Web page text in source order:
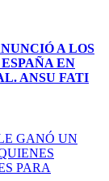
A LOS
EN
ANSU FATI